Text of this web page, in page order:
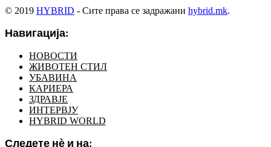
© 2019 HYBRID - Сите права се задражани hybrid.mk.
Навигација:
НОВОСТИ
ЖИВОТЕН СТИЛ
УБАВИНА
КАРИЕРА
ЗДРАВЈЕ
ИНТЕРВЈУ
HYBRID WORLD
Следете нѐ и на: